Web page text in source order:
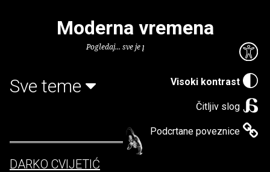
Visoki kontrast
Čitljiv slog
Podcrtane poveznice
Moderna vremena
Pogledaj... sve je puno knjiga.
Sve teme
DARKO CVIJETIĆ